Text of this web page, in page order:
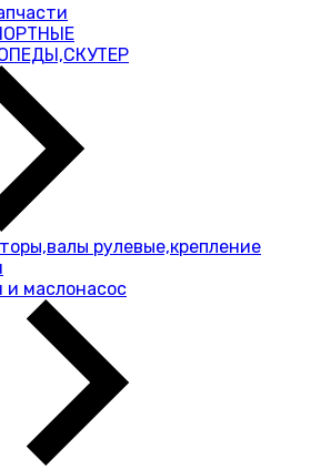
рулевые,крепление
и маслонасос